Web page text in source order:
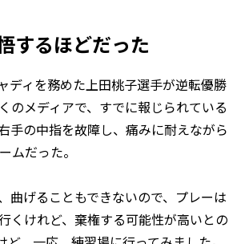
するほどだった
ディを務めた上田桃子選手が逆転優勝
メディアで、すでに報じられている
手の中指を故障し、痛みに耐えながら
ムだった。
曲げることもできないので、プレーは
くけれど、棄権する可能性が高いとの